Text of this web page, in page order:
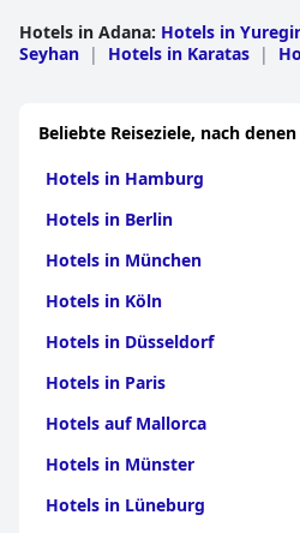
Hotels in Adana: Hotels in Yuregir
Seyhan | Hotels in Karatas |
Beliebte Reiseziele, nach
Hotels in Hamburg
Hotels in Berlin
Hotels in München
Hotels in Köln
Hotels in Düsseldorf
Hotels in Paris
Hotels auf Mallorca
Hotels in Münster
Hotels in Lüneburg